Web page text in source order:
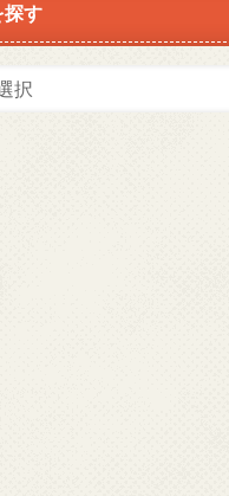
探す